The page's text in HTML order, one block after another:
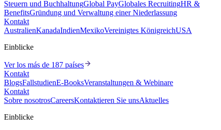
Steuern und BuchhaltungGlobal PayGlobales RecruitingHR &
BenefitsGründung und Verwaltung einer Niederlassung
Kontakt
AustralienKanadaIndienMexikoVereinigtes KönigreichUSA
Einblicke
Ver los más de 187 países
Kontakt
BlogsFallstudienE-BooksVeranstaltungen & Webinare
Kontakt
Sobre nosotrosCareersKontaktieren Sie unsAktuelles
Einblicke